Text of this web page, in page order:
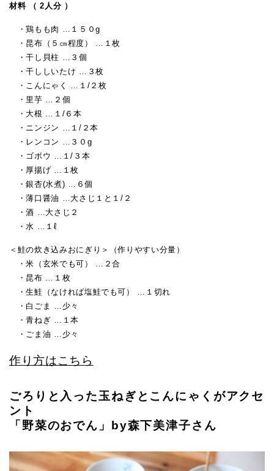
材料 （ 2人分 ）
・鶏もも肉 …１５０g
・昆布（５㎝程度） …１枚
・干し貝柱 …３個
・干ししいたけ …３枚
・こんにゃく …１/２枚
・里芋 …２個
・大根 …１/６本
・ニンジン …１/２本
・レンコン …３０g
・ゴボウ …１/３本
・厚揚げ …１枚
・銀杏(水煮) …６個
・薄口醤油 …大さじ１と１/２
・酒 …大さじ２
・水 …１ℓ
＜鮭の炊き込みおにぎり＞（作りやすい分量）
・米（玄米でも可） …２合
・昆布 …１枚
・生鮭（なければ塩鮭でも可） …１切れ
・白ごま …少々
・青ねぎ …１本
・ごま油 …少々
作り方はこちら
ごろりと入った玉ねぎとこんにゃくがアクセ
ント
「野菜のおでん」by森下美津子さん